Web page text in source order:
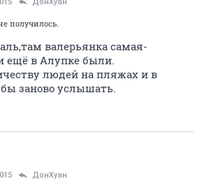
ДонХуан
получилось.
валерьянка самая-
ещё в Алупке были.
людей на пляжах и в
бы заново услышать.
ДонХуан